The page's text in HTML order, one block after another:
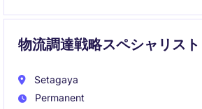
物流調達戦略スペシャリスト
Setagaya
Permanent